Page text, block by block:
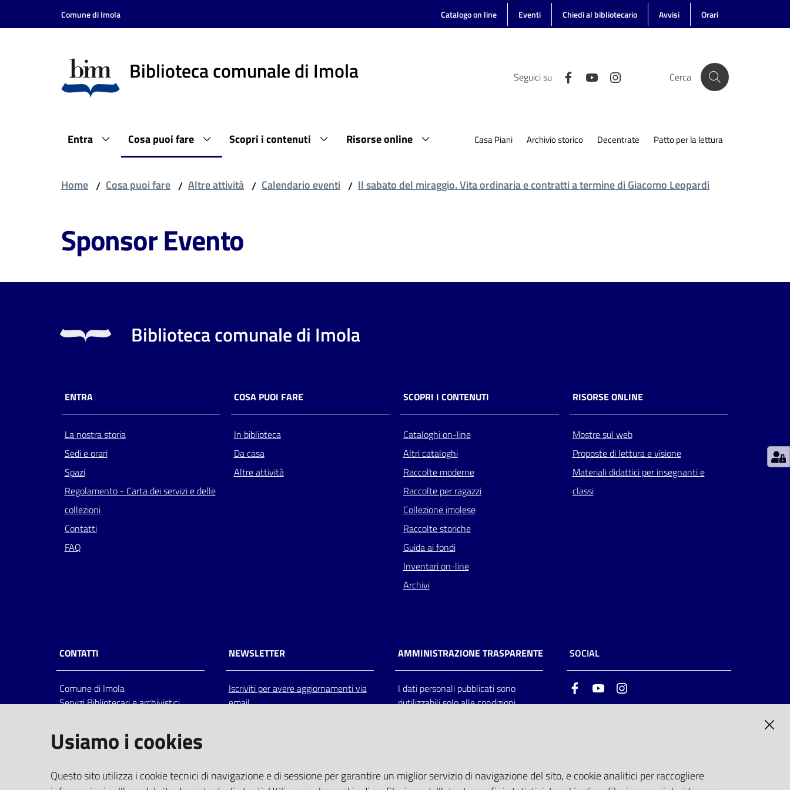
Vai al contenuto
Vai alla navigazione
Comune di Imola Catalogo on line Eventi Chiedi al bibliotecario Avvisi Orari
Biblioteca comunale di Imola Seguici su Cerca
Entra Cosa puoi fare Scopri i contenuti Risorse online Casa Piani Archivio storico Decentrate Patto per la lettura
Home / Cosa puoi fare / Altre attività / Calendario eventi / Il sabato del miraggio. Vita ordinaria e contratti a termine di Giacomo Leopardi
Sponsor Evento
Biblioteca comunale di Imola
ENTRA
La nostra storia
Sedi e orari
Spazi
Regolamento - Carta dei servizi e delle
collezioni
Contatti
FAQ
COSA PUOI FARE
In biblioteca
Da casa
Altre attività
SCOPRI I CONTENUTI
Cataloghi on-line
Altri cataloghi
Raccolte moderne
Raccolte per ragazzi
Collezione imolese
Raccolte storiche
Guida ai fondi
Inventari on-line
Archivi
RISORSE ONLINE
Mostre sul web
Proposte di lettura e visione
Materiali didattici per insegnanti e
classi
CONTATTI
Comune di Imola
Servizi Bibliotecari e archivistici
Italia
centralino: tel 0542.6026.36 fax
bim@comune.imola.bo.it
PEC
NEWSLETTER
Iscriviti per avere aggiornamenti via
email
AMMINISTRAZIONE TRASPARENTE
I dati personali pubblicati sono
riutilizzabili solo alle condizioni
SOCIAL
FacebookYoutube
Usiamo i cookies
Questo sito utilizza i cookie tecnici di navigazione e di sessione per garantire un miglior servizio di navigazione del sito, e cookie analitici per raccogliere